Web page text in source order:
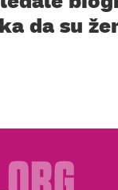
da su